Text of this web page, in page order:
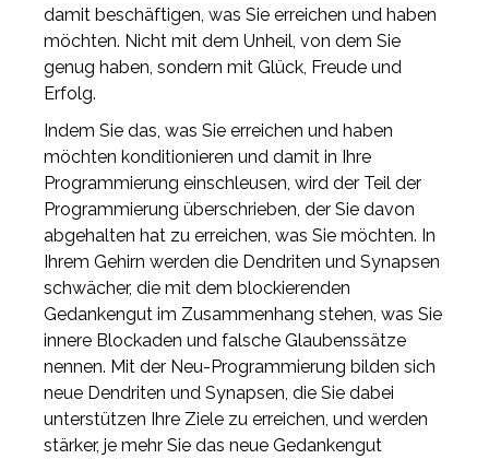
damit beschäftigen, was Sie erreichen und haben
möchten. Nicht mit dem Unheil, von dem Sie
genug haben, sondern mit Glück, Freude und
Erfolg.
Indem Sie das, was Sie erreichen und haben
möchten konditionieren und damit in Ihre
Programmierung einschleusen, wird der Teil der
Programmierung überschrieben, der Sie davon
abgehalten hat zu erreichen, was Sie möchten. In
Ihrem Gehirn werden die Dendriten und Synapsen
schwächer, die mit dem blockierenden
Gedankengut im Zusammenhang stehen, was Sie
innere Blockaden und falsche Glaubenssätze
nennen. Mit der Neu-Programmierung bilden sich
neue Dendriten und Synapsen, die Sie dabei
unterstützen Ihre Ziele zu erreichen, und werden
stärker, je mehr Sie das neue Gedankengut